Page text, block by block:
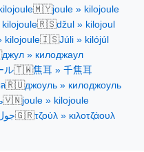
🇲🇾joule » kilojoule
🇷🇸džul » kilojoul
kilojoule🇮🇸Júli » kilójúl
джул » килоджаул
ル🇹🇼焦耳 » 千焦耳
🇷🇺джоуль » килоджоуль
🇻🇳joule » kilojoule
🇬🇷τζούλ » κιλοτζάουλ